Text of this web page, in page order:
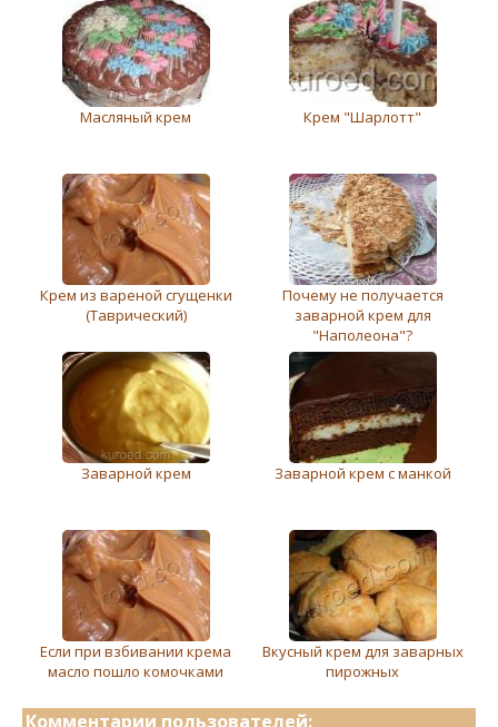
Масляный крем Крем "Шарлотт"
Крем из вареной сгущенки
(Таврический)
Почему не получается
заварной крем для
"Наполеона"?
Заварной крeм Заварной крем с манкой
Если при взбивании крема
масло пошло комочками
Вкусный крем для заварных
пирожных
Комментарии пользователей: